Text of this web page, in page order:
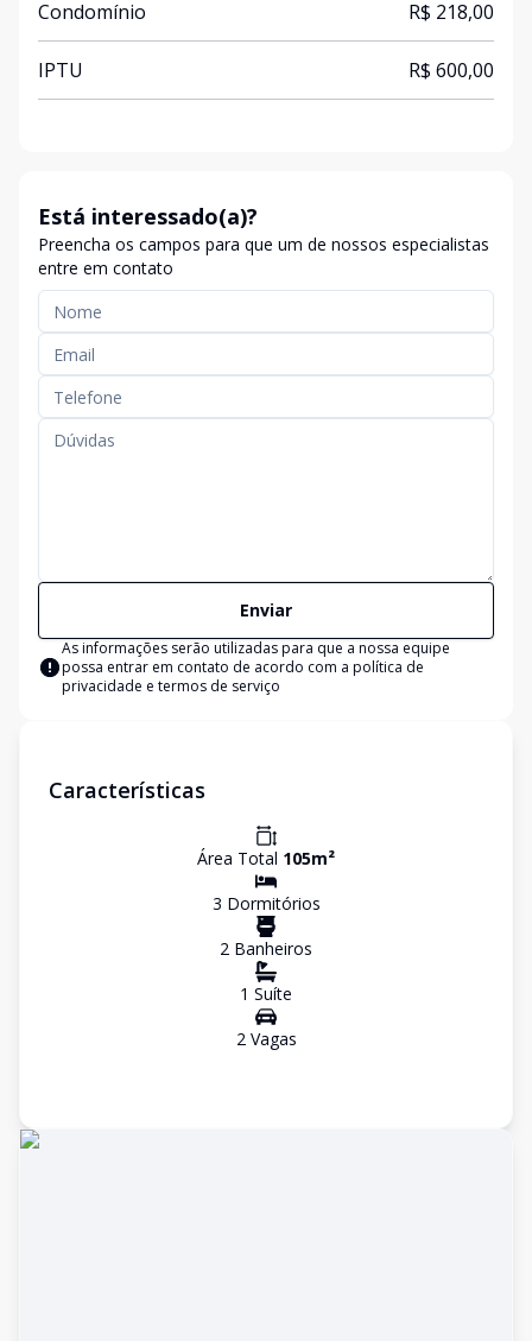
Condomínio R$ 218,00
IPTU R$ 600,00
Está interessado(a)?
Preencha os campos para que um de nossos especialistas
entre em contato
Enviar
As informações serão utilizadas para que a nossa equipe
possa entrar em contato de acordo com a política de
privacidade e termos de serviço
Características
Área Total 105m²
3 Dormitórios
2 Banheiros
1 Suíte
2Vagas